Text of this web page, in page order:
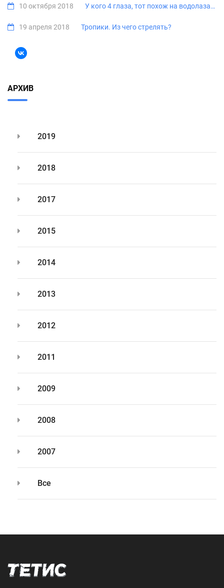
10 октября 2018 У кого 4 глаза, тот похож на водолаза…
19 апреля 2018 Тропики. Из чего стрелять?
АРХИВ
2019
2018
2017
2015
2014
2013
2012
2011
2009
2008
2007
Все